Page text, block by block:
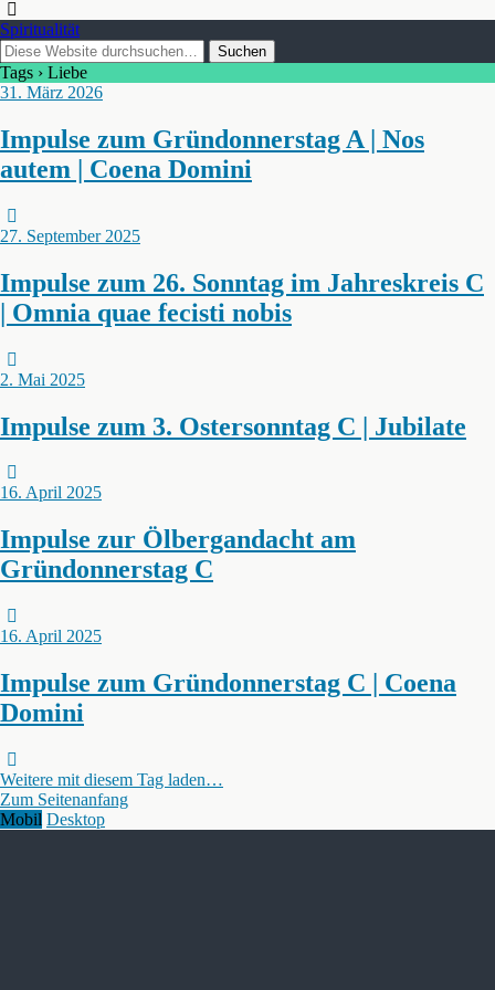
Spiritualität
Tags › Liebe
31. März 2026
Impulse zum Gründonnerstag A | Nos
autem | Coena Domini
27. September 2025
Impulse zum 26. Sonntag im Jahreskreis C
| Omnia quae fecisti nobis
2. Mai 2025
Impulse zum 3. Ostersonntag C | Jubilate
16. April 2025
Impulse zur Ölbergandacht am
Gründonnerstag C
16. April 2025
Impulse zum Gründonnerstag C | Coena
Domini
Weitere mit diesem Tag laden…
Zum Seitenanfang
Mobil Desktop